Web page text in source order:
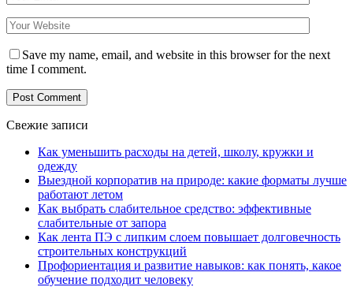
Save my name, email, and website in this browser for the next
time I comment.
Свежие записи
Как уменьшить расходы на детей, школу, кружки и
одежду
Выездной корпоратив на природе: какие форматы лучше
работают летом
Как выбрать слабительное средство: эффективные
слабительные от запора
Как лента ПЭ с липким слоем повышает долговечность
строительных конструкций
Профориентация и развитие навыков: как понять, какое
обучение подходит человеку